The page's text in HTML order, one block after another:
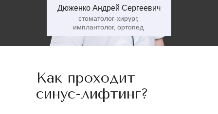
Дюженко Андрей Сергеевич
стоматолог-хирург,
имплантолог, ортопед
Как проходит
синус-лифтинг?